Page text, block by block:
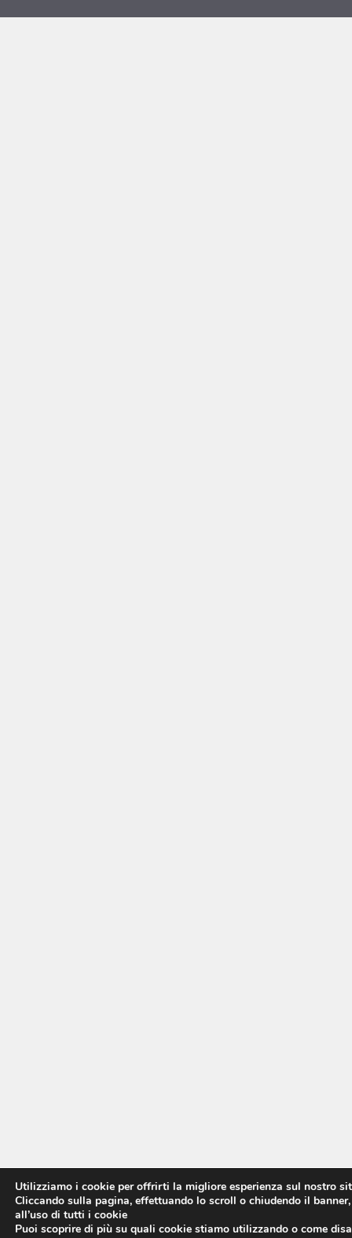
Utilizziamo i cookie per offrirti la migliore esperienza sul nostro
Cliccando sulla pagina, effettuando lo scroll o chiudendo il
all’uso di tutti i cookie
Puoi scoprire di più su quali cookie stiamo utilizzando o come